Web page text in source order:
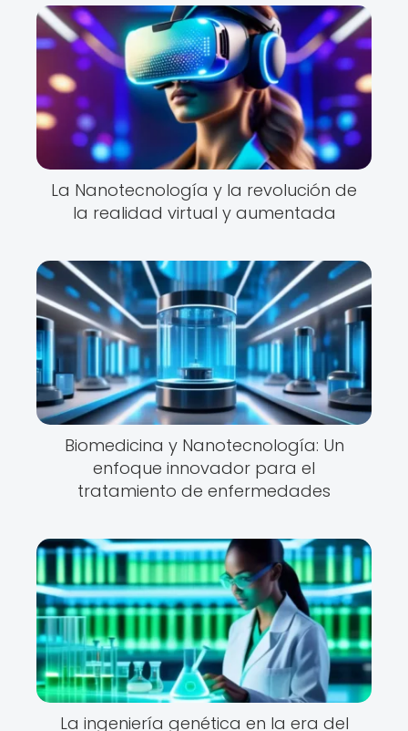
La Nanotecnología y la revolución de
la realidad virtual y aumentada
Biomedicina y Nanotecnología: Un
enfoque innovador para el
tratamiento de enfermedades
La ingeniería genética en la era del